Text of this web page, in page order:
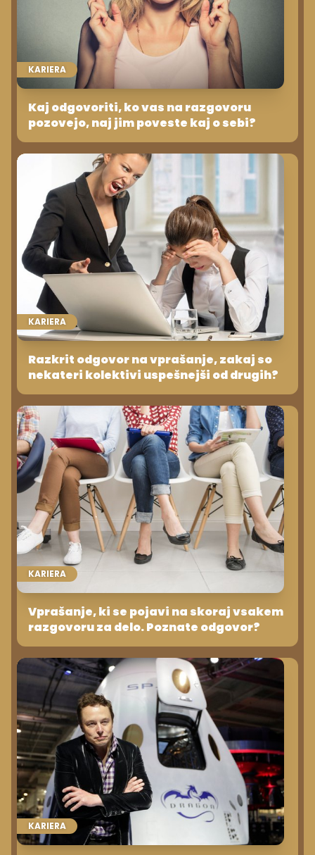
KARIERA
Kaj odgovoriti, ko vas na razgovoru
pozovejo, naj jim poveste kaj o sebi?
KARIERA
Razkrit odgovor na vprašanje, zakaj so
nekateri kolektivi uspešnejši od drugih?
KARIERA
Vprašanje, ki se pojavi na skoraj vsakem
razgovoru za delo. Poznate odgovor?
KARIERA